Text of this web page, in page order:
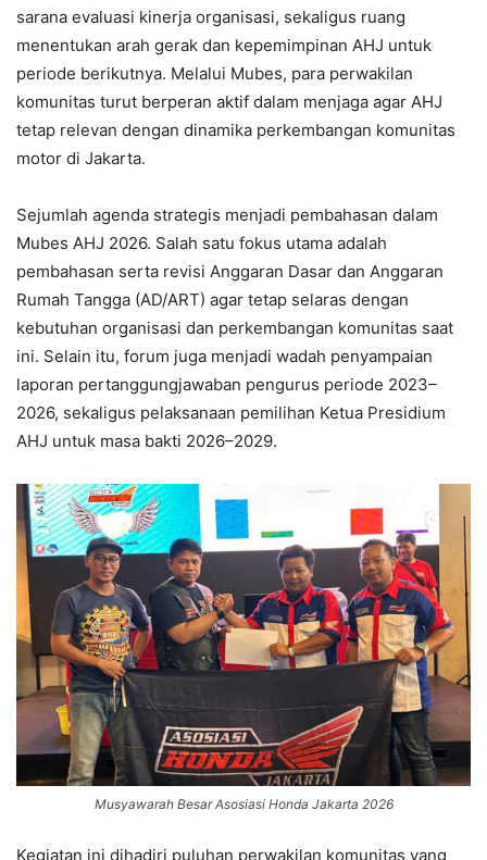
sarana evaluasi kinerja organisasi, sekaligus ruang
menentukan arah gerak dan kepemimpinan AHJ untuk
periode berikutnya. Melalui Mubes, para perwakilan
komunitas turut berperan aktif dalam menjaga agar AHJ
tetap relevan dengan dinamika perkembangan komunitas
motor di Jakarta.
Sejumlah agenda strategis menjadi pembahasan dalam
Mubes AHJ 2026. Salah satu fokus utama adalah
pembahasan serta revisi Anggaran Dasar dan Anggaran
Rumah Tangga (AD/ART) agar tetap selaras dengan
kebutuhan organisasi dan perkembangan komunitas saat
ini. Selain itu, forum juga menjadi wadah penyampaian
laporan pertanggungjawaban pengurus periode 2023–
2026, sekaligus pelaksanaan pemilihan Ketua Presidium
AHJ untuk masa bakti 2026–2029.
Musyawarah Besar Asosiasi Honda Jakarta 2026
Kegiatan ini dihadiri puluhan perwakilan komunitas yang